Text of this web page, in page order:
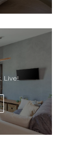
Live!